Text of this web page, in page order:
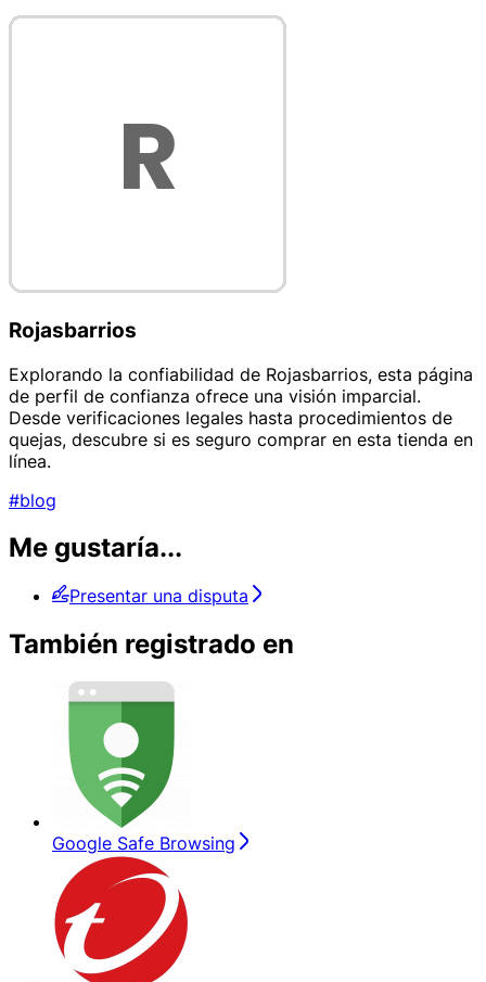
Rojasbarrios
Explorando la confiabilidad de Rojasbarrios, esta página
de perfil de confianza ofrece una visión imparcial.
Desde verificaciones legales hasta procedimientos de
quejas, descubre si es seguro comprar en esta tienda en
línea.
#blog
Me gustaría...
Presentar una disputa
También registrado en
Google Safe Browsing